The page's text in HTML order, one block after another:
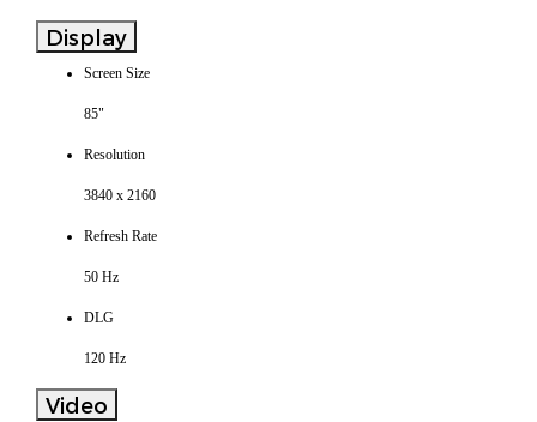
Display
Screen Size
85"
Resolution
3840 x 2160
Refresh Rate
50 Hz
DLG
120 Hz
Video